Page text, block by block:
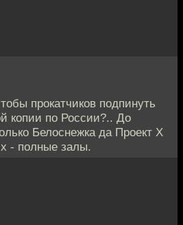
прокатчиков подпинуть
копии по России?.. До
Белоснежка да Проект Х
- полные залы.